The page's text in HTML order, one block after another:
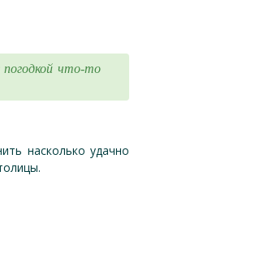
погодкой что-то
насколько удачно